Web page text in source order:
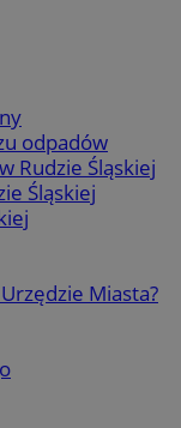
odpadów
Rudzie Śląskiej
Śląskiej
Miasta?